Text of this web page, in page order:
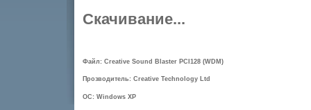
Скачивание...
Файл: Creative Sound Blaster PCI128 (WDM)
Прозводитель: Creative Technology Ltd
ОС: Windows XP